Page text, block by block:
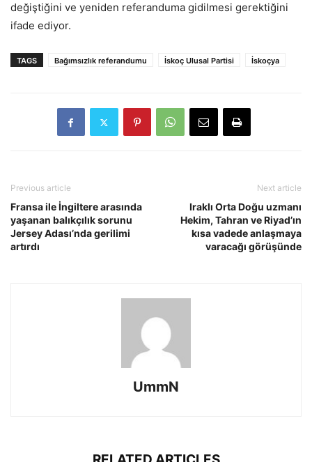
değiştiğini ve yeniden referanduma gidilmesi gerektiğini
ifade ediyor.
TAGS Bağımsızlık referandumu İskoç Ulusal Partisi İskoçya
Previous article
Fransa ile İngiltere arasında
yaşanan balıkçılık sorunu
Jersey Adası’nda gerilimi
artırdı
Next article
Iraklı Orta Doğu uzmanı
Hekim, Tahran ve Riyad’ın
kısa vadede anlaşmaya
varacağı görüşünde
UmmN